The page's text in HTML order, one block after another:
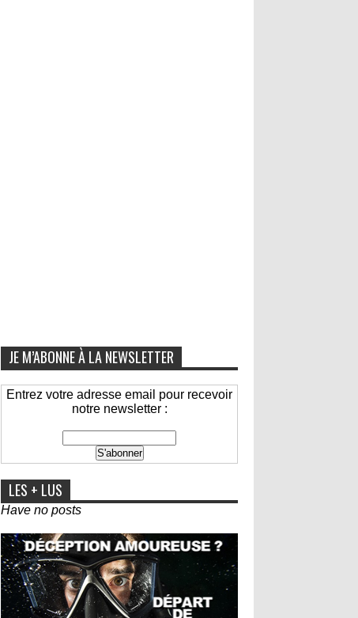
JE M’ABONNE À LA NEWSLETTER
Entrez votre adresse email pour recevoir
notre newsletter :
LES + LUS
Have no posts